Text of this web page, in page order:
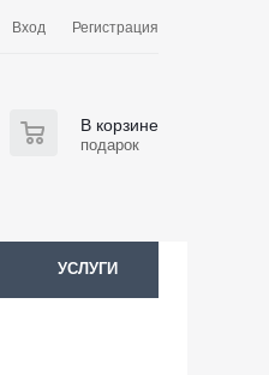
Вход Регистрация
В корзине
подарок
УСЛУГИ